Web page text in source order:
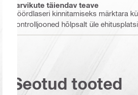
Tarvikute täiendav teave
Pöördlaseri kinnitamiseks märktara
kontrolljooned hõlpsalt üle
Seotud tooted